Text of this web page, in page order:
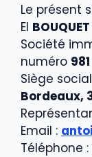
Le présent
EI BOUQUET
Société
numéro
Siège
Bordeaux,
Email :
Téléphone :